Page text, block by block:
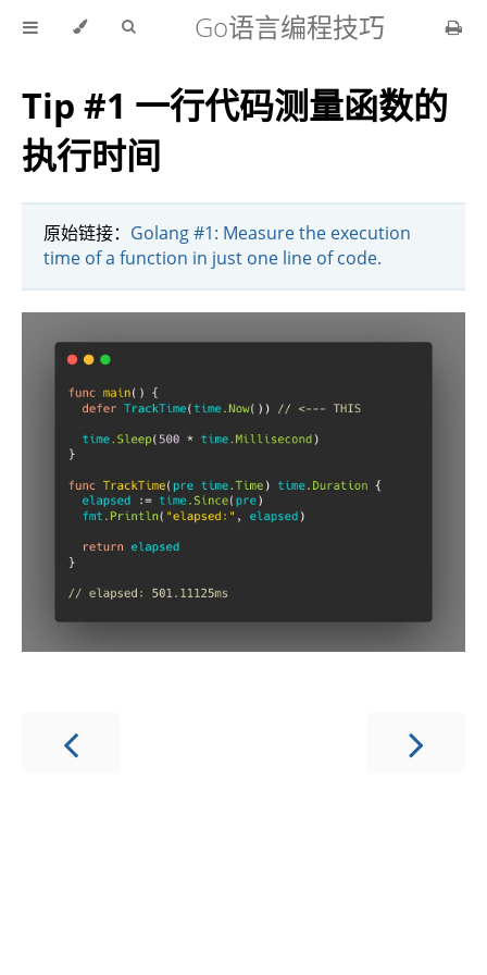
Go语言编程技巧
Tip #1 一行代码测量函数的
执行时间
原始链接： Golang #1: Measure the execution
time of a function in just one line of code.